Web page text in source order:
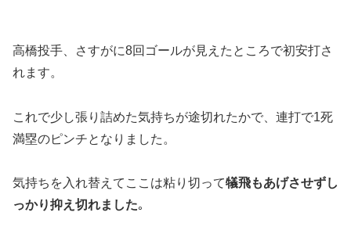
高橋投手、さすがに8回ゴールが見えたところで初安打さ
れます。
これで少し張り詰めた気持ちが途切れたかで、連打で1死
満塁のピンチとなりました。
気持ちを入れ替えてここは粘り切って犠飛もあげさせずし
っかり抑え切れました｡